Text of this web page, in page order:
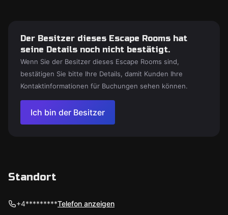
Der Besitzer dieses Escape Rooms hat
seine Details noch nicht bestätigt.
Wenn Sie der Besitzer dieses Escape Rooms sind,
bestätigen Sie bitte Ihre Details, damit Kunden Ihre
Kontaktinformationen für Buchungen sehen können.
Ich bin der Besitzer
Standort
+4*********Telefon anzeigen